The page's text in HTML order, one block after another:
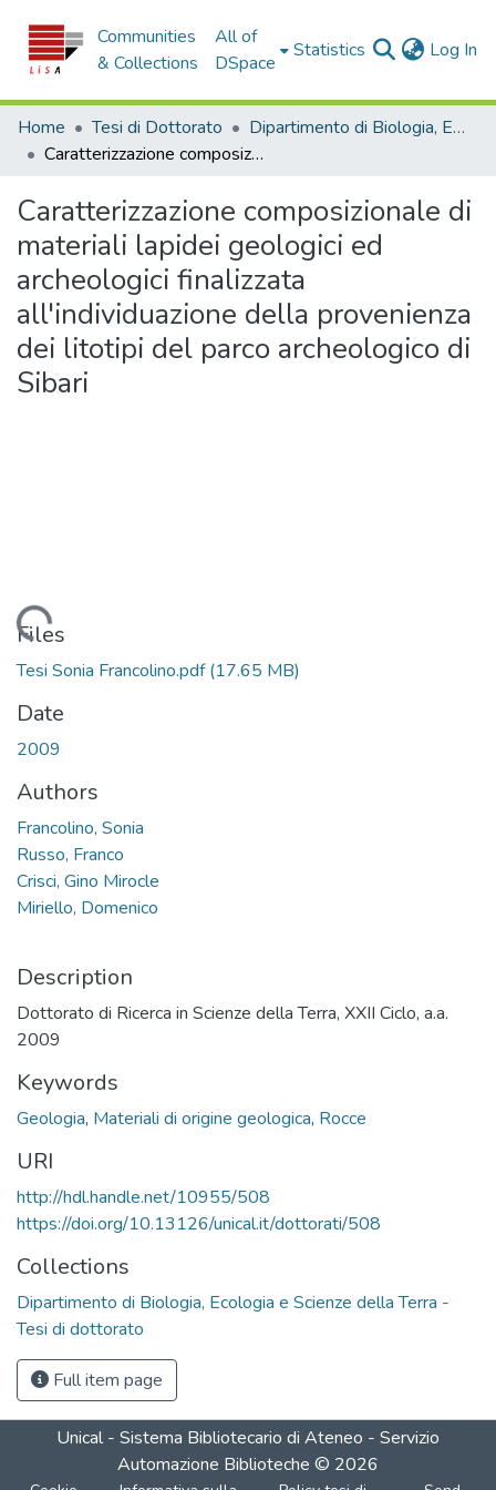
Communities
& Collections
All of
DSpace
Statistics Log In
Home Tesi di Dottorato
Dipartimento di Biologia, Ecologia e Scienze della Terra - Tesi di dottorato
Caratterizzazione composizionale di materiali lapidei geologici ed archeologici finalizzata all'individuazione della provenienza dei litotipi del parco archeologico di Sibari
Caratterizzazione composizionale di
materiali lapidei geologici ed
archeologici finalizzata
all'individuazione della provenienza
dei litotipi del parco archeologico di
Sibari
Loading...
Files
Tesi Sonia Francolino.pdf(17.65 MB)
Date
2009
Authors
Francolino, Sonia
Russo, Franco
Crisci, Gino Mirocle
Miriello, Domenico
Description
Dottorato di Ricerca in Scienze della Terra, XXII Ciclo, a.a.
2009
Keywords
Geologia, Materiali di origine geologica, Rocce
URI
http://hdl.handle.net/10955/508
https://doi.org/10.13126/unical.it/dottorati/508
Collections
Dipartimento di Biologia, Ecologia e Scienze della Terra -
Tesi di dottorato
Full item page
Unical - Sistema Bibliotecario di Ateneo - Servizio
Automazione Biblioteche © 2026